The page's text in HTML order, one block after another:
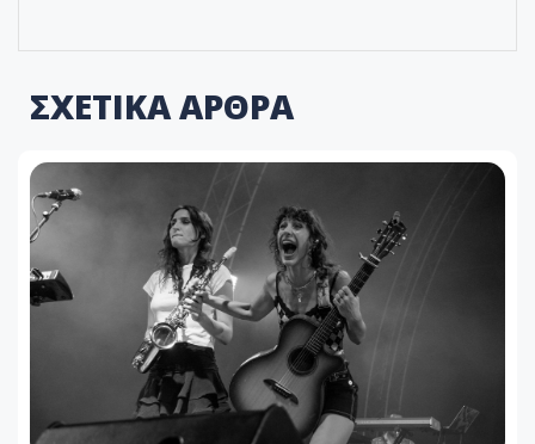
ΣΧΕΤΙΚΑ ΑΡΘΡΑ